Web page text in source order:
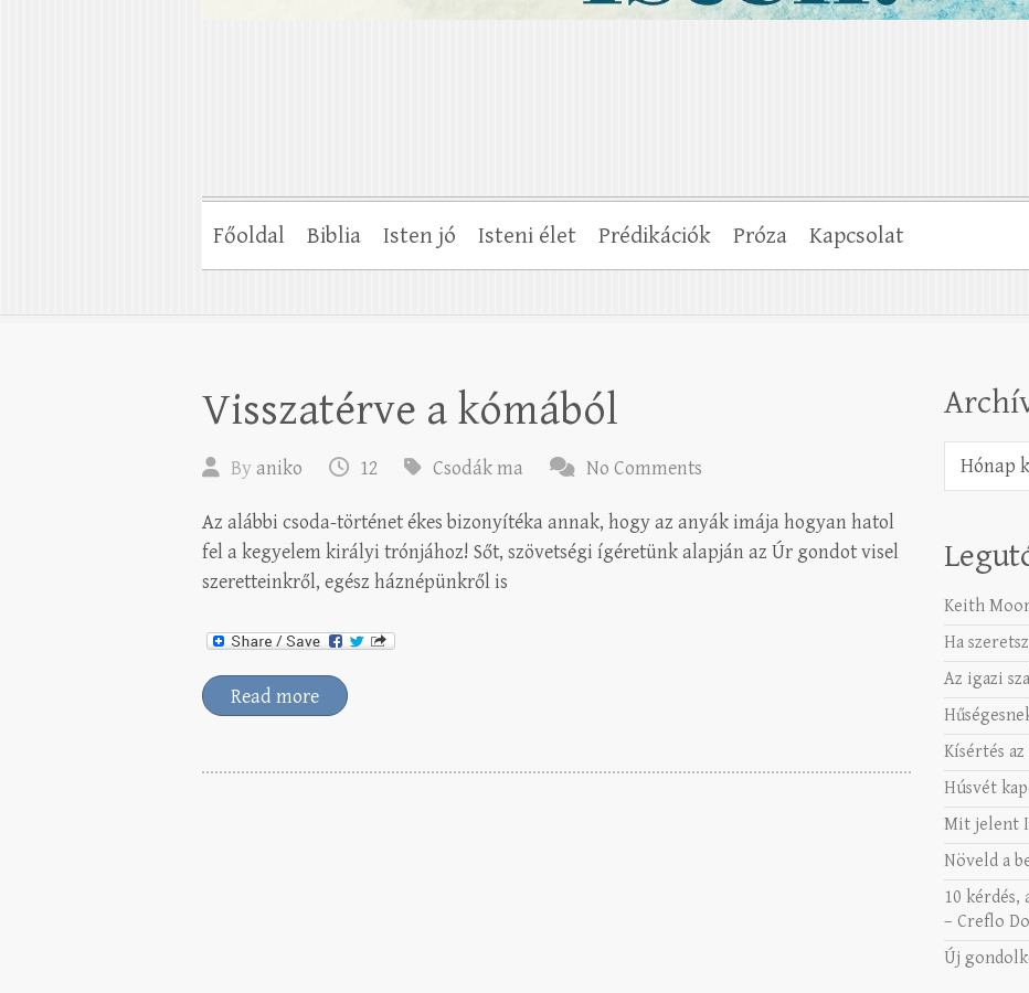
Főoldal Biblia Isten jó Isteni élet Prédikációk Próza Kapcsolat
Visszatérve a kómából
By aniko 12 Csodák ma No Comments
Az alábbi csoda-történet ékes bizonyítéka annak, hogy az anyák imája hogyan hatol
fel a kegyelem királyi trónjához! Sőt, szövetségi ígéretünk alapján az Úr gondot visel
szeretteinkről, egész háznépünkről is
Read more
Archívum
Keith
Ha
Az igazi
Kísértés
Húsvét
Mit jelent
Növeld a
10 kérdés,
– Creflo
Új